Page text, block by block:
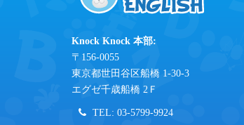
Knock Knock 本部:
〒156-0055
東京都世田谷区船橋 1-30-3
エグゼ千歳船橋 2Ｆ
TEL: 03-5799-9924